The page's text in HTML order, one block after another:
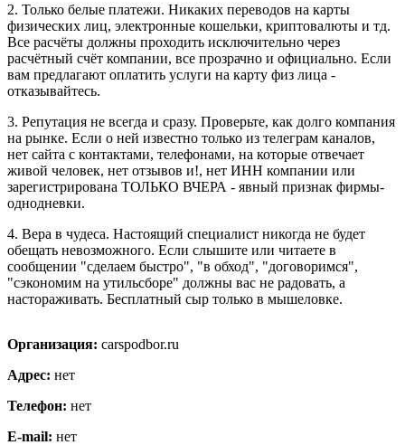
2. Только белые платежи. Никаких переводов на карты
физических лиц, электронные кошельки, криптовалюты и тд.
Все расчёты должны проходить исключительно через
расчётный счёт компании, все прозрачно и официально. Если
вам предлагают оплатить услуги на карту физ лица -
отказывайтесь.
3. Репутация не всегда и сразу. Проверьте, как долго компания
на рынке. Если о ней известно только из телеграм каналов,
нет сайта с контактами, телефонами, на которые отвечает
живой человек, нет отзывов и!, нет ИНН компании или
зарегистрирована ТОЛЬКО ВЧЕРА - явный признак фирмы-
однодневки.
4. Вера в чудеса. Настоящий специалист никогда не будет
обещать невозможного. Если слышите или читаете в
сообщении "сделаем быстро", "в обход", "договоримся",
"сэкономим на утильсборе" должны вас не радовать, а
настораживать. Бесплатный сыр только в мышеловке.
Организация: carspodbor.ru
Адрес: нет
Телефон: нет
E-mail: нет